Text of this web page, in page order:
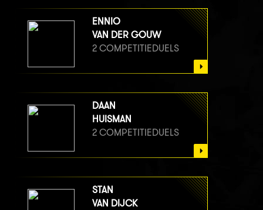
ENNIO
VAN DER GOUW
2 COMPETITIEDUELS
DAAN
HUISMAN
2 COMPETITIEDUELS
STAN
VAN DIJCK